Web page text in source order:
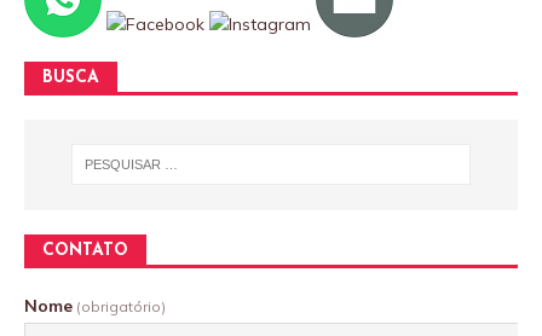
BUSCA
CONTATO
Nome (obrigatório)